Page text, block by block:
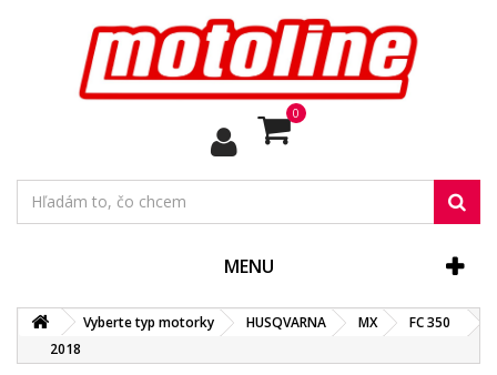
0
MENU
Vyberte typ motorky HUSQVARNA MX
FC 350
2018